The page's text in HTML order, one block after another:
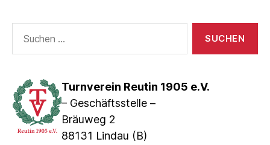
Turnverein Reutin 1905 e.V.
– Geschäftsstelle –
Bräuweg 2
88131 Lindau (B)
nach: